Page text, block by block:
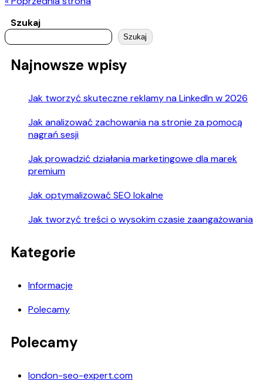
Szukaj
Szukaj
Najnowsze wpisy
Jak tworzyć skuteczne reklamy na LinkedIn w 2026
Jak analizować zachowania na stronie za pomocą
nagrań sesji
Jak prowadzić działania marketingowe dla marek
premium
Jak optymalizować SEO lokalne
Jak tworzyć treści o wysokim czasie zaangażowania
Kategorie
Informacje
Polecamy
Polecamy
london-seo-expert.com